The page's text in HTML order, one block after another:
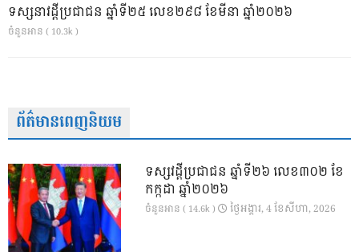
ទស្សនាវដ្ដីប្រជាជន ឆ្នាំទី២៥ លេខ២៩៨ ខែមីនា ឆ្នាំ២០២៦
ចំនួនអាន ( 10.3k )
ព័ត៌មានពេញនិយម
ទស្សវដ្តីប្រជាជន ឆ្នាំទី២៦ លេខ៣០២ ខែ
កក្កដា ឆ្នាំ២០២៦
ចំនួនអាន ( 14.6k ) ថ្ងៃ​អង្គារ, 4 ខែ​សីហា, 2026